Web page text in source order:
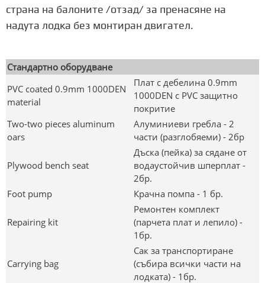
страна на балоните /отзад/ за пренасяне на
надута лодка без монтиран двигател.
Стандартно оборудване
PVC coated 0.9mm 1000DEN
material
Плат с дебелина 0.9mm
1000DEN с PVC защитно
покритие
Two-two pieces aluminum
oars
Алуминиеви гребла - 2
части (разглобяеми) - 2бр
Plywood bench seat
Дъска (пейка) за сядане от
водаустойчив шперплат -
2бр.
Foot pump
Крачна помпа - 1 бр.
Repairing kit
Ремонтен комплект
(парчета плат и лепило) -
1бр.
Carrying bag
Сак за транспортиране
(събира всички части на
лодката) - 1бр.